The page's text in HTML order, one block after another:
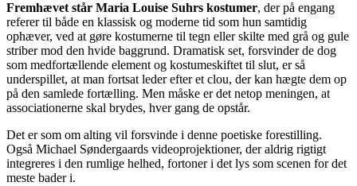
Fremhævet står Maria Louise Suhrs kostumer, der på engang
referer til både en klassisk og moderne tid som hun samtidig
ophæver, ved at gøre kostumerne til tegn eller skilte med grå og gule
striber mod den hvide baggrund. Dramatisk set, forsvinder de dog
som medfortællende element og kostumeskiftet til slut, er så
underspillet, at man fortsat leder efter et clou, der kan hægte dem op
på den samlede fortælling. Men måske er det netop meningen, at
associationerne skal brydes, hver gang de opstår.
Det er som om alting vil forsvinde i denne poetiske forestilling.
Også Michael Søndergaards videoprojektioner, der aldrig rigtigt
integreres i den rumlige helhed, fortoner i det lys som scenen for det
meste bader i.